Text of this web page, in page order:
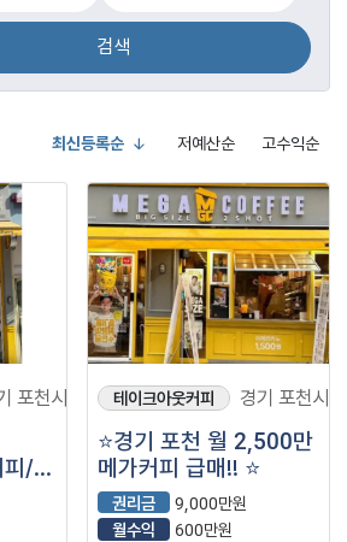
검색
최신등록순 저예산순 고수익순
포천시
피/
테이크아웃커피 경기 포천시
⭐경기 포천 월 2,500만
메가커피 급매!! ⭐
권리금
9,000만원
월수익
600만원